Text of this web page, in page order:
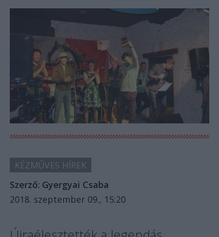
KÉZMŰVES HÍREK
Szerző: Gyergyai Csaba
2018. szeptember 09., 15:20